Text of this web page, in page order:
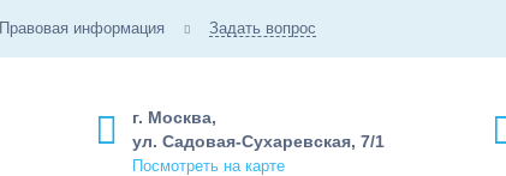
Правовая информация Задать вопрос
г. Москва,
ул. Садовая-Сухаревская, 7/1
Посмотреть на карте